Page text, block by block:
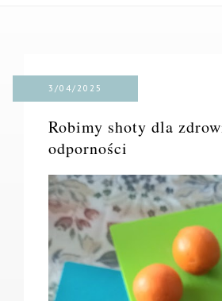
3/04/2025
Robimy shoty dla
odporności